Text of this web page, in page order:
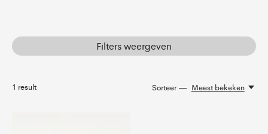
Filters weergeven
1 result Sorteer — Meest bekeken